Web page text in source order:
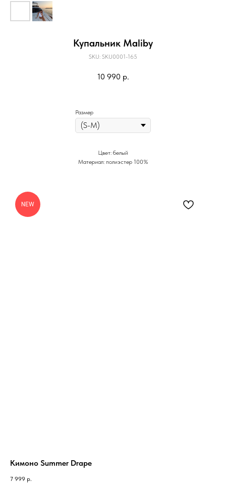
Купальник Maliby
SKU: SKU0001-165
10 990 р.
Размер
Цвет: белый
Материал: полиэстер 100%
NEW
Кимоно Summer Drape
7 999 р.